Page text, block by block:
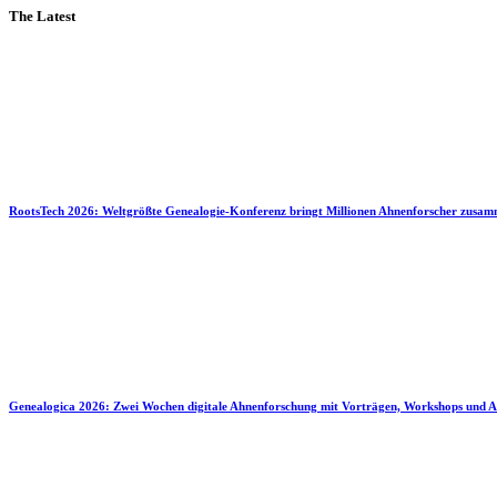
The Latest
RootsTech 2026: Weltgrößte Genealogie-Konferenz bringt Millionen Ahnenforscher
Genealogica 2026: Zwei Wochen digitale Ahnenforschung mit Vorträgen, Workshops und